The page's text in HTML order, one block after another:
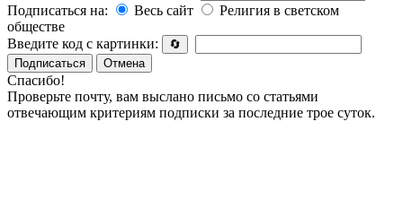
Подписаться на:
Весь сайт
Религия в светском
обществе
Введите код с картинки:
🔄
Подписаться
Отмена
Спасибо!
Проверьте почту, вам выслано письмо со статьями
отвечающим критериям подписки за последние трое суток.